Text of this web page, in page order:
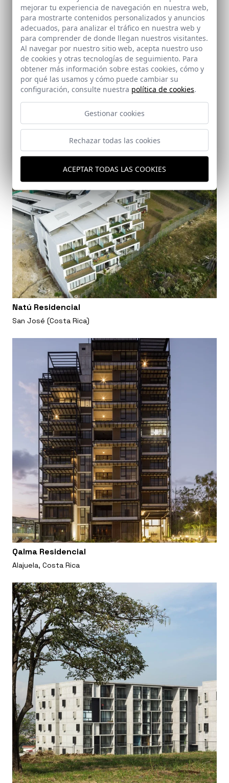
Oficinas Carazo Arquitectura
San José (Costa Rica)
Natú Residencial
San José (Costa Rica)
Qalma Residencial
Alajuela, Costa Rica
mejorar tu experiencia de navegación en nuestra web,
para mostrarte contenidos personalizados y anuncios
adecuados, para analizar el tráfico en nuestra web y
para comprender de donde llegan nuestros visitantes.
Al navegar por nuestro sitio web, acepta nuestro uso
de cookies y otras tecnologías de seguimiento. Para
obtener más información sobre estas cookies, cómo y
por qué las usamos y cómo puede cambiar su
configuración, consulte nuestra política de cookies.
Gestionar cookies
Rechazar todas las cookies
ACEPTAR TODAS LAS COOKIES